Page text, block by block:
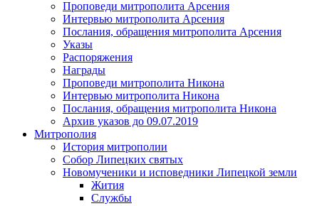
Проповеди митрополита Арсения
Интервью митрополита Арсения
Послания, обращения митрополита Арсения
Указы
Распоряжения
Награды
Проповеди митрополита Никона
Интервью митрополита Никона
Послания, обращения митрополита Никона
Архив указов до 09.07.2019
Митрополия
История митрополии
Собор Липецких святых
Новомученики и исповедники Липецкой земли
Жития
Службы